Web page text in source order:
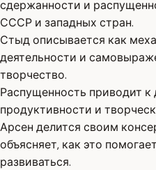
сдержанности и
СССР и западных стран.
Стыд описывается как
деятельности и
творчество.
Распущенность приводит
продуктивности и
Арсен делится своим
объясняет, как это
развиваться.